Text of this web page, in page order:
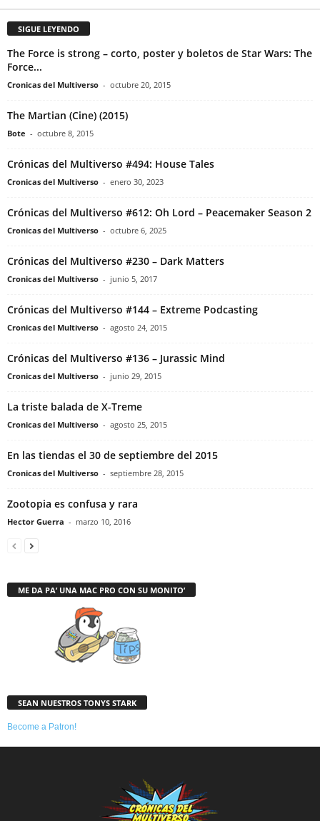
SIGUE LEYENDO
The Force is strong – corto, poster y boletos de Star Wars: The
Force...
Cronicas del Multiverso - octubre 20, 2015
The Martian (Cine) (2015)
Bote - octubre 8, 2015
Crónicas del Multiverso #494: House Tales
Cronicas del Multiverso - enero 30, 2023
Crónicas del Multiverso #612: Oh Lord – Peacemaker Season 2
Cronicas del Multiverso - octubre 6, 2025
Crónicas del Multiverso #230 – Dark Matters
Cronicas del Multiverso - junio 5, 2017
Crónicas del Multiverso #144 – Extreme Podcasting
Cronicas del Multiverso - agosto 24, 2015
Crónicas del Multiverso #136 – Jurassic Mind
Cronicas del Multiverso - junio 29, 2015
La triste balada de X-Treme
Cronicas del Multiverso - agosto 25, 2015
En las tiendas el 30 de septiembre del 2015
Cronicas del Multiverso - septiembre 28, 2015
Zootopia es confusa y rara
Hector Guerra - marzo 10, 2016
ME DA PA’ UNA MAC PRO CON SU MONITO’
SEAN NUESTROS TONYS STARK
Become a Patron!